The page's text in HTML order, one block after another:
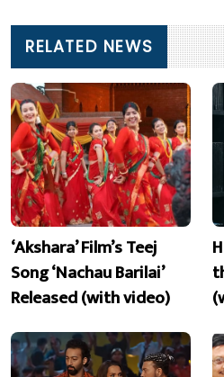
RELATED NEWS
‘Akshara’ Film’s Teej
Song ‘Nachau Barilai’
Released (with video)